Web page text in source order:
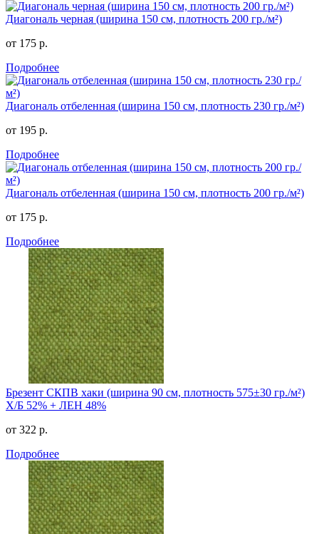
Диагональ черная (ширина 150 см, плотность 200 гр./м²)
от 175 р.
Подробнее
Диагональ отбеленная (ширина 150 см, плотность 230 гр./м²)
от 195 р.
Подробнее
Диагональ отбеленная (ширина 150 см, плотность 200 гр./м²)
от 175 р.
Подробнее
Брезент СКПВ хаки (ширина 90 см, плотность 575±30 гр./м²)
Х/Б 52% + ЛЕН 48%
от 322 р.
Подробнее